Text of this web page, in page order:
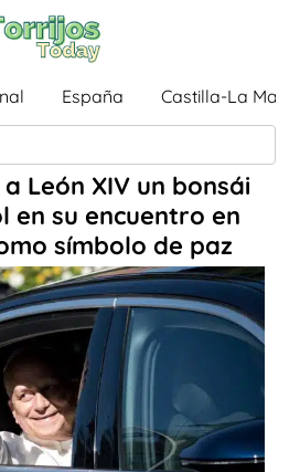
España Castilla-La
León XIV un bonsái
en su encuentro en
símbolo de paz